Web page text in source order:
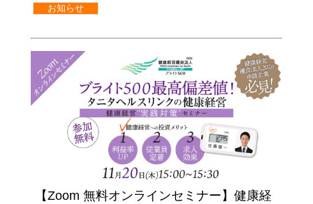
お知らせ
【Zoom 無料オンラインセミナー】健康経